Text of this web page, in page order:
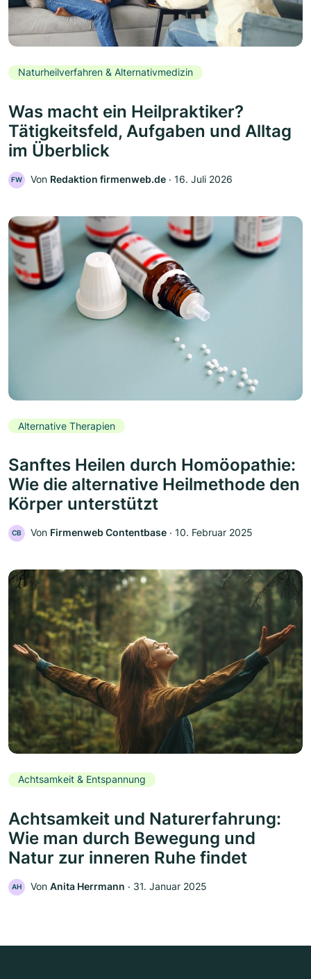
Naturheilverfahren & Alternativmedizin
Was macht ein Heilpraktiker?
Tätigkeitsfeld, Aufgaben und Alltag
im Überblick
FW Von Redaktion firmenweb.de ‧ 16. Juli 2026
Alternative Therapien
Sanftes Heilen durch Homöopathie:
Wie die alternative Heilmethode den
Körper unterstützt
CB Von Firmenweb Contentbase ‧ 10. Februar 2025
Achtsamkeit & Entspannung
Achtsamkeit und Naturerfahrung:
Wie man durch Bewegung und
Natur zur inneren Ruhe findet
AH Von Anita Herrmann ‧ 31. Januar 2025